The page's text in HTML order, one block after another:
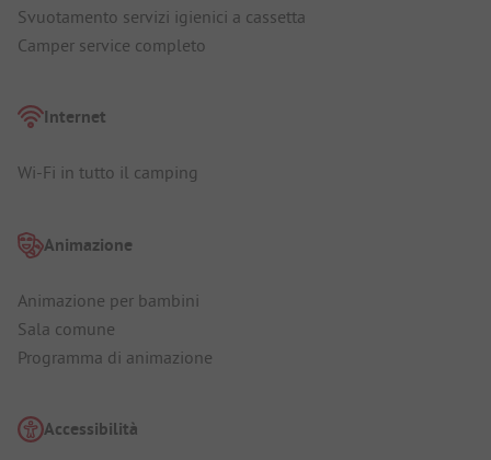
Svuotamento servizi igienici a cassetta
Camper service completo
Internet
Wi-Fi in tutto il camping
Animazione
Animazione per bambini
Sala comune
Programma di animazione
Accessibilità